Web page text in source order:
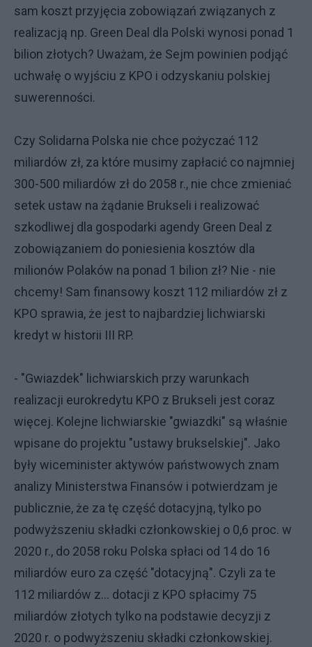
sam koszt przyjęcia zobowiązań związanych z
realizacją np. Green Deal dla Polski wynosi ponad 1
bilion złotych? Uważam, że Sejm powinien podjąć
uchwałę o wyjściu z KPO i odzyskaniu polskiej
suwerenności.
Czy Solidarna Polska nie chce pożyczać 112
miliardów zł, za które musimy zapłacić co najmniej
300-500 miliardów zł do 2058 r., nie chce zmieniać
setek ustaw na żądanie Brukseli i realizować
szkodliwej dla gospodarki agendy Green Deal z
zobowiązaniem do poniesienia kosztów dla
milionów Polaków na ponad 1 bilion zł? Nie - nie
chcemy! Sam finansowy koszt 112 miliardów zł z
KPO sprawia, że jest to najbardziej lichwiarski
kredyt w historii III RP.
- "Gwiazdek" lichwiarskich przy warunkach
realizacji eurokredytu KPO z Brukseli jest coraz
więcej. Kolejne lichwiarskie "gwiazdki" są właśnie
wpisane do projektu "ustawy brukselskiej". Jako
były wiceminister aktywów państwowych znam
analizy Ministerstwa Finansów i potwierdzam je
publicznie, że za tę część dotacyjną, tylko po
podwyższeniu składki członkowskiej o 0,6 proc. w
2020 r., do 2058 roku Polska spłaci od 14 do 16
miliardów euro za część "dotacyjną". Czyli za te
112 miliardów z... dotacji z KPO spłacimy 75
miliardów złotych tylko na podstawie decyzji z
2020 r. o podwyższeniu składki członkowskiej.